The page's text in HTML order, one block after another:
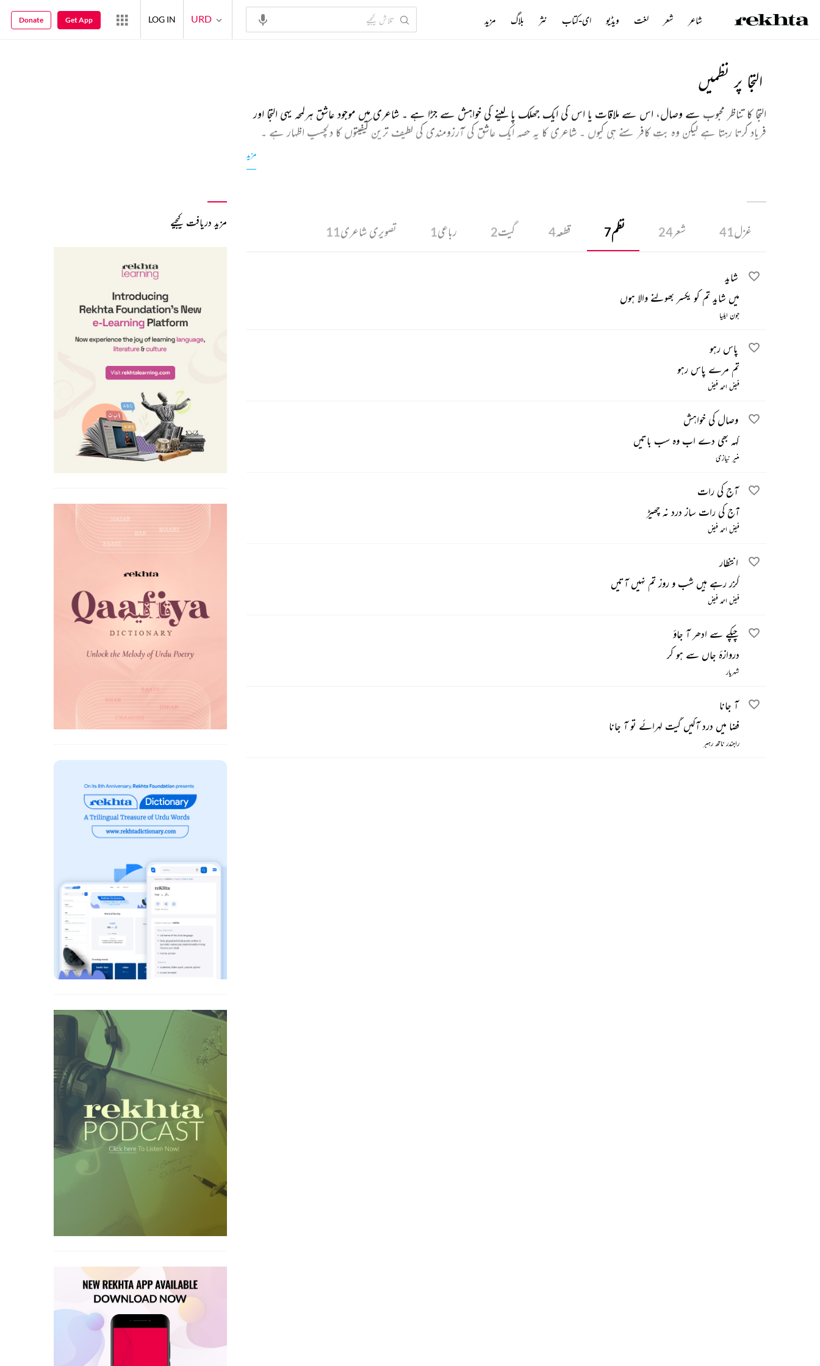
التجا پر نظمیں
التجا کا تناظر محبوب سے وصال، اس سے ملاقات یا اس کی ایک جھلک پا لینے کی خواہش سے جڑا ہے ۔ شاعری میں موجود عاشق ہرلمحہ یہی التجا اور
فریاد کرتا رہتا ہے لیکن وہ بتِ کافر سنے ہی کیوں ۔ شاعری کا یہ حصہ ایک عاشق کی آرزومندی کی لطیف ترین کیفیتوں کا دلچسپ اظہار ہے ۔
مزید
غزل41 شعر24 نظم7 قطعہ4 گیت2 رباعی1 تصویری شاعری11
شاید
میں شاید تم کو یکسر بھولنے والا ہوں
جون ایلیا
پاس رہو
تم مرے پاس رہو
فیض احمد فیض
وصال کی خواہش
کہہ بھی دے اب وہ سب باتیں
منیر نیازی
آج کی رات
آج کی رات ساز درد نہ چھیڑ
فیض احمد فیض
انتظار
گزر رہے ہیں شب و روز تم نہیں آتیں
فیض احمد فیض
چپکے سے ادھر آ جاؤ
دروازۂ جاں سے ہو کر
شہریار
آ جانا
فضا میں درد آگیں گیت لہرائے تو آ جانا
راجندر ناتھ رہبر
مزید دریافت کیجیے
شاعر شعر لغت ویڈیو ای-کتاب نثر بلاگ مزید URD
LOG IN
Get App
Donate